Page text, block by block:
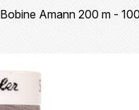
Bobine Amann 200 m -